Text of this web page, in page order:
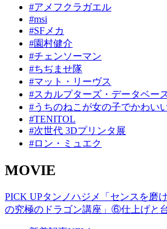
#アメフクラガエル
#msi
#SFメカ
#園村健介
#チェンソーマン
#ちぢませ隊
#マット・リーヴス
#スカルプターズ・データベー
#うちのねこが女の子でかわい
#TENITOL
#次世代 3Dプリンタ展
#ロン・ミュエク
MOVIE
PICK UPタンノハジメ「センスを磨
の究極のドラゴン講座」⑥仕上げと